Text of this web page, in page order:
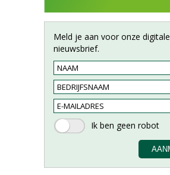
Meld je aan voor onze digitale
nieuwsbrief.